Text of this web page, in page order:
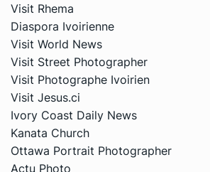
Visit Rhema
Diaspora Ivoirienne
Visit World News
Visit Street Photographer
Visit Photographe Ivoirien
Visit Jesus.ci
Ivory Coast Daily News
Kanata Church
Ottawa Portrait Photographer
Actu Photo